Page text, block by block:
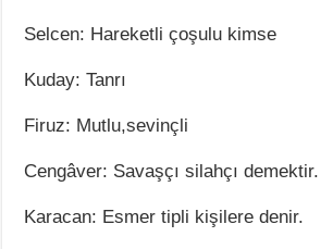
Selcen: Hareketli çoşulu kimse
Kuday: Tanrı
Firuz: Mutlu,sevinçli
Cengâver: Savaşçı silahçı demektir.
Karacan: Esmer tipli kişilere denir.